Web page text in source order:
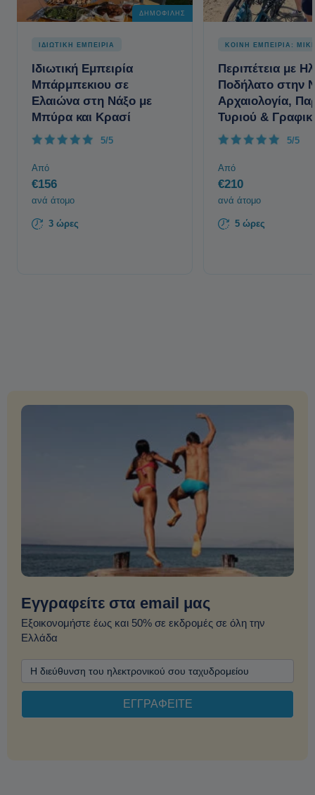
ΔΗΜΟΦΙΛΉΣ
ΙΔΙΩΤΙΚΗ ΕΜΠΕΙΡΙΑ
Ιδιωτική Εμπειρία
Μπάρμπεκιου σε
Ελαιώνα στη Νάξο με
Μπύρα και Κρασί
5/5
Από
€156
ανά άτομο
3 ώρες
ΚΟΙΝΗ ΕΜΠΕΙΡΙΑ:
Περιπέτεια με
Ποδήλατο στην
Αρχαιολογία,
Τυριού &
5/5
Από
€210
ανά άτομο
5 ώρες
Εγγραφείτε στα email μας
Εξοικονομήστε έως και 50% σε εκδρομές σε όλη την
Ελλάδα